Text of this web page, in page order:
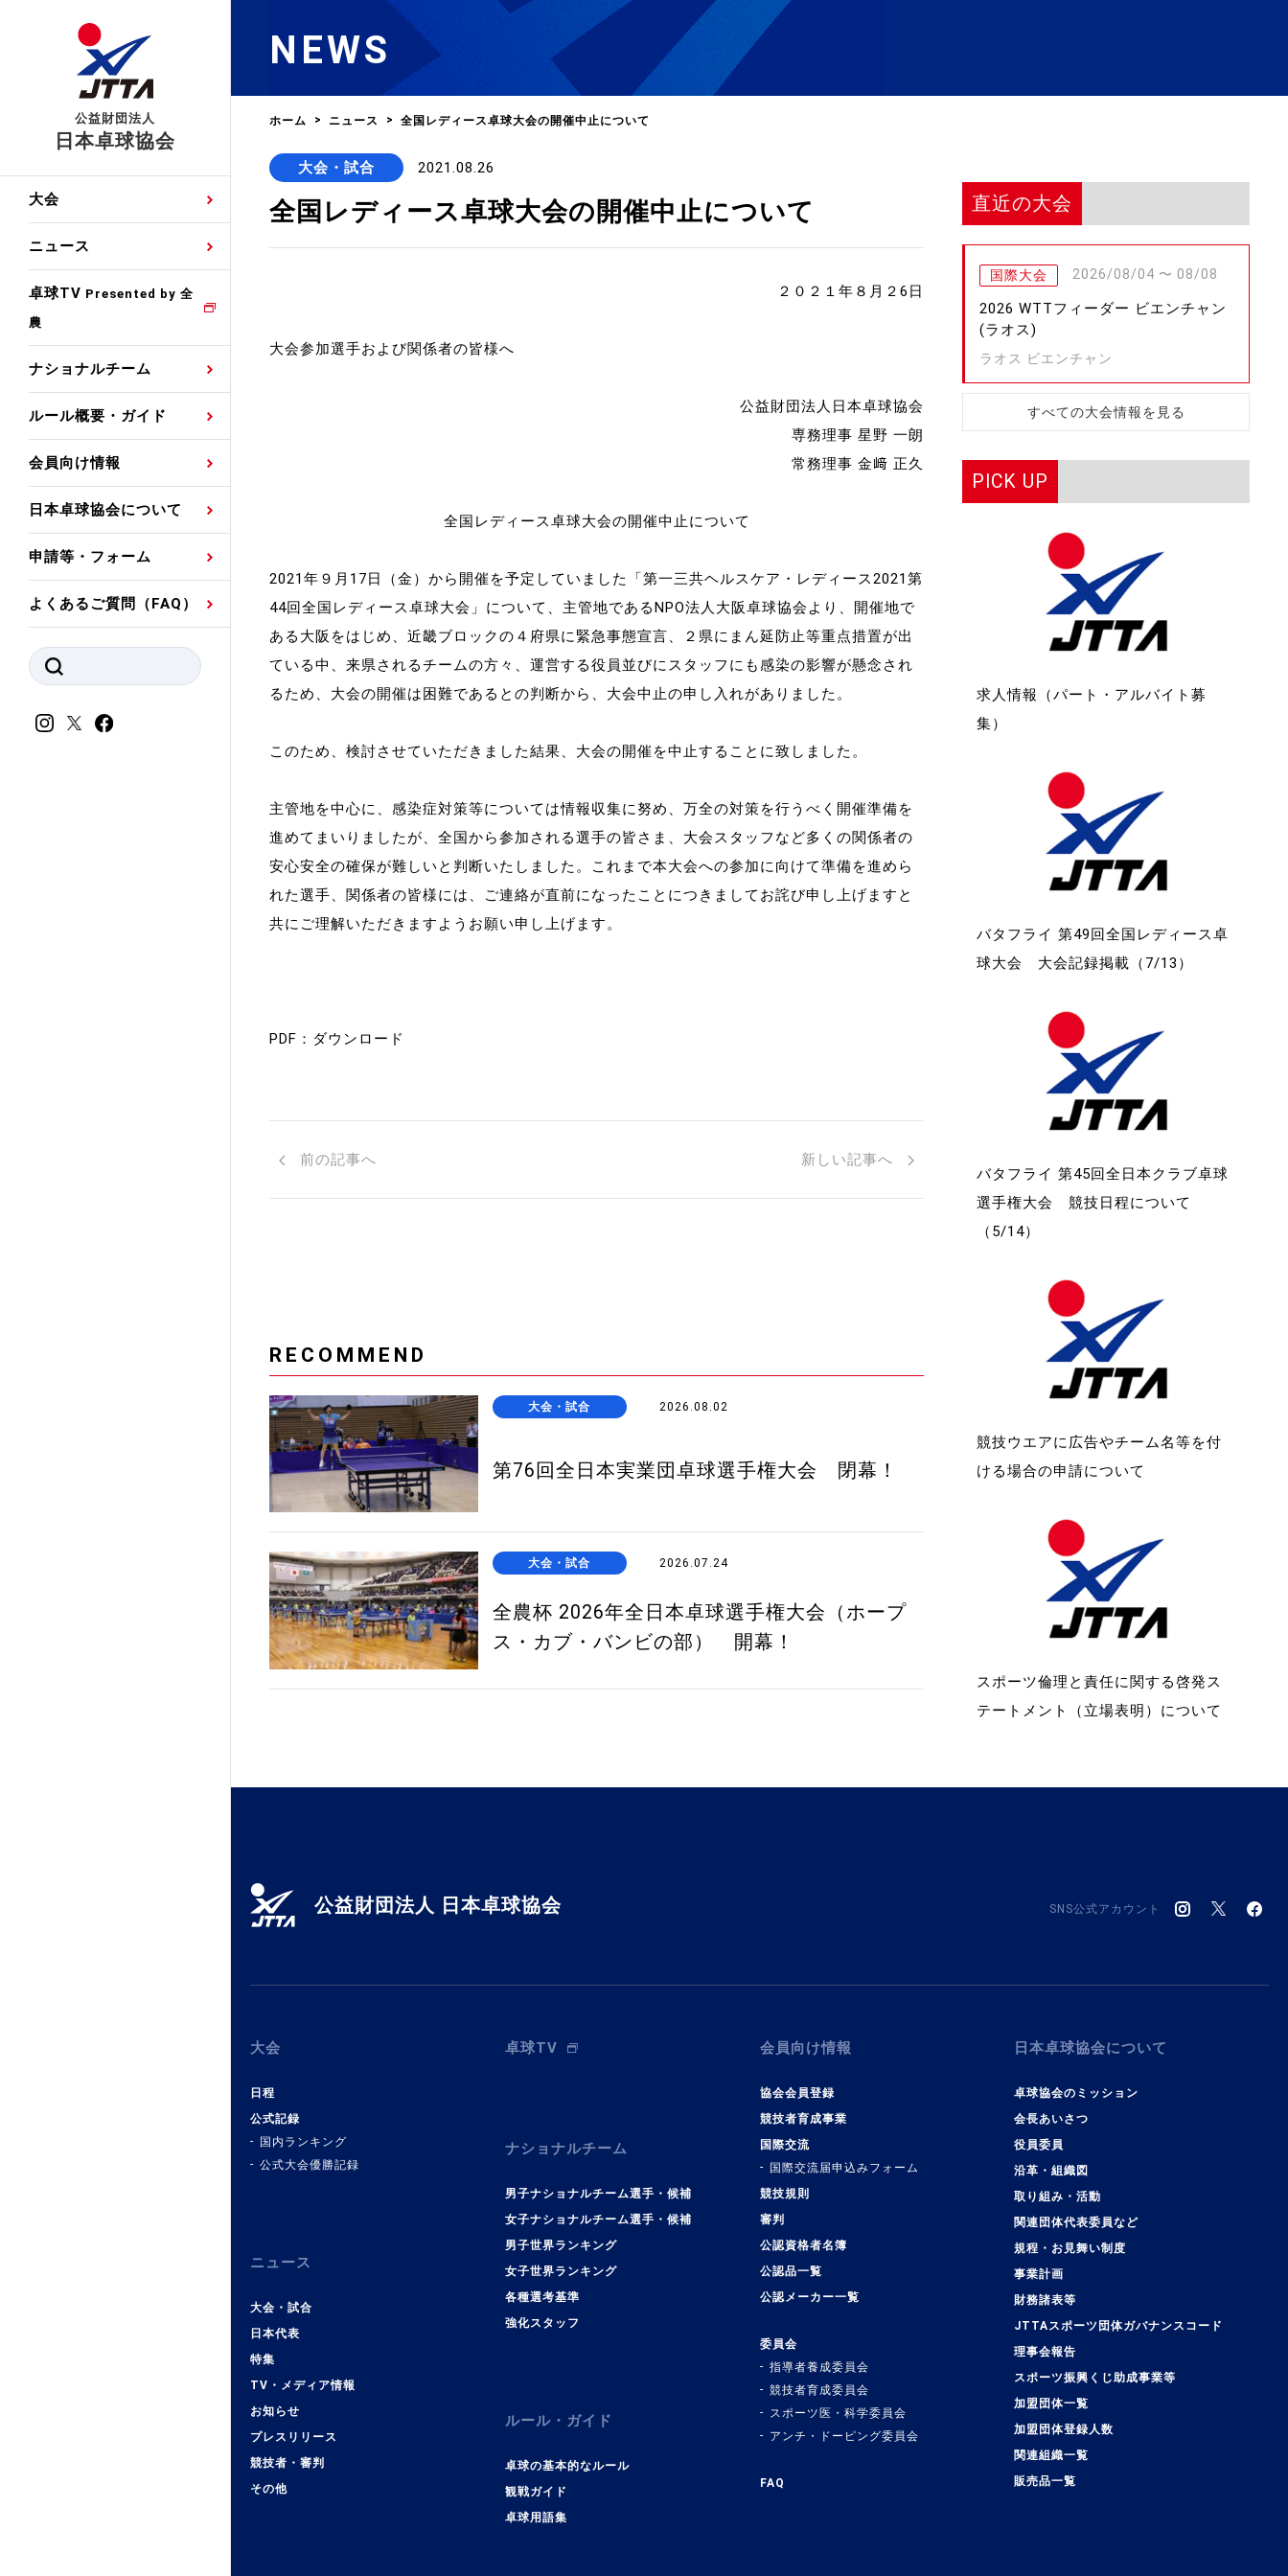
公益財団法人
日本卓球協会
大会 日程
公式記録
公式大会優勝記録
ニュース
大会・試合
日本代表
TV・メディア情報
卓球TV Presented by 全
農
ナショナルチーム
男子ナショナルチーム選
手・候補
ルール概要・ガイド
卓球の基本的なルール
競技規則
卓球用語集
会員向け情報
協会会員登録
ゼッケンについて
審判
委員会
競技者育成委員会
アンチ・ドーピング委員
日本卓球協会について
卓球協会のミッション
会長あいさつ
沿革・組織図
事業計画・事業報告
JTTAスポーツ団体ガバナ
ンスコード
等
加盟団体一覧
加盟団体登録人数
申請等・フォーム
国際交流届申込みフォーム
国際大会自主参加申請
競技ウエアチーム名申請
よくあるご質問（FAQ）
NEWS
ホーム ニュース 全国レディース卓球大会の開催中止について
大会・試合 2021.08.26
全国レディース卓球大会の開催中止について
２０２１年８月２6日
大会参加選手および関係者の皆様へ
公益財団法人日本卓球協会
専務理事 星野 一朗
常務理事 金﨑 正久
全国レディース卓球大会の開催中止について
2021年９月17日（金）から開催を予定していました「第一三共ヘルスケア・レディース2021第
44回全国レディース卓球大会」について、主管地であるNPO法人大阪卓球協会より、開催地で
ある大阪をはじめ、近畿ブロックの４府県に緊急事態宣言、２県にまん延防止等重点措置が出
ている中、来県されるチームの方々、運営する役員並びにスタッフにも感染の影響が懸念され
るため、大会の開催は困難であるとの判断から、大会中止の申し入れがありました。
このため、検討させていただきました結果、大会の開催を中止することに致しました。
主管地を中心に、感染症対策等については情報収集に努め、万全の対策を行うべく開催準備を
進めてまいりましたが、全国から参加される選手の皆さま、大会スタッフなど多くの関係者の
安心安全の確保が難しいと判断いたしました。これまで本大会への参加に向けて準備を進めら
れた選手、関係者の皆様には、ご連絡が直前になったことにつきましてお詫び申し上げますと
共にご理解いただきますようお願い申し上げます。
PDF： ダウンロード
前の記事へ 新しい記事へ
RECOMMEND
大会・試合 2026.08.02
第76回全日本実業団卓球選手権大会 閉幕！
大会・試合 2026.07.24
全農杯 2026年全日本卓球選手権大会（ホープ
ス・カブ・バンビの部） 開幕！
直近の大会
国際大会 2026/08/04 〜 08/08
2026 WTTフィーダー ビエンチャン
(ラオス)
ラオス ビエンチャン
すべての大会情報を見る
PICK UP
求人情報（パート・アルバイト募
集）
バタフライ 第49回全国レディース卓
球大会 大会記録掲載（7/13）
バタフライ 第45回全日本クラブ卓球
選手権大会 競技日程について
（5/14）
競技ウエアに広告やチーム名等を付
ける場合の申請について
スポーツ倫理と責任に関する啓発ス
テートメント（立場表明）について
公益財団法人 日本卓球協会 SNS公式アカウント
大会
日程
公式記録
国内ランキング
公式大会優勝記録
ニュース
大会・試合
日本代表
特集
TV・メディア情報
お知らせ
プレスリリース
競技者・審判
その他
卓球TV
ナショナルチーム
男子ナショナルチーム選手・候補
女子ナショナルチーム選手・候補
男子世界ランキング
女子世界ランキング
各種選考基準
強化スタッフ
ルール・ガイド
卓球の基本的なルール
観戦ガイド
卓球用語集
会員向け情報
協会会員登録
競技者育成事業
国際交流
国際交流届申込みフォーム
競技規則
審判
公認資格者名簿
公認品一覧
公認メーカー一覧
委員会
指導者養成委員会
競技者育成委員会
スポーツ医・科学委員会
アンチ・ドーピング委員会
FAQ
日本卓球協会について
卓球協会のミッション
会長あいさつ
役員委員
沿革・組織図
取り組み・活動
関連団体代表委員など
規程・お見舞い制度
事業計画
財務諸表等
JTTAスポーツ団体ガバナンスコード
理事会報告
スポーツ振興くじ助成事業等
加盟団体一覧
加盟団体登録人数
関連組織一覧
販売品一覧